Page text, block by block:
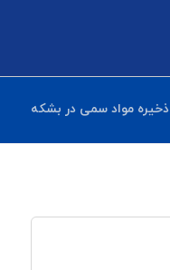
ذخیره مواد سمی در بشکه